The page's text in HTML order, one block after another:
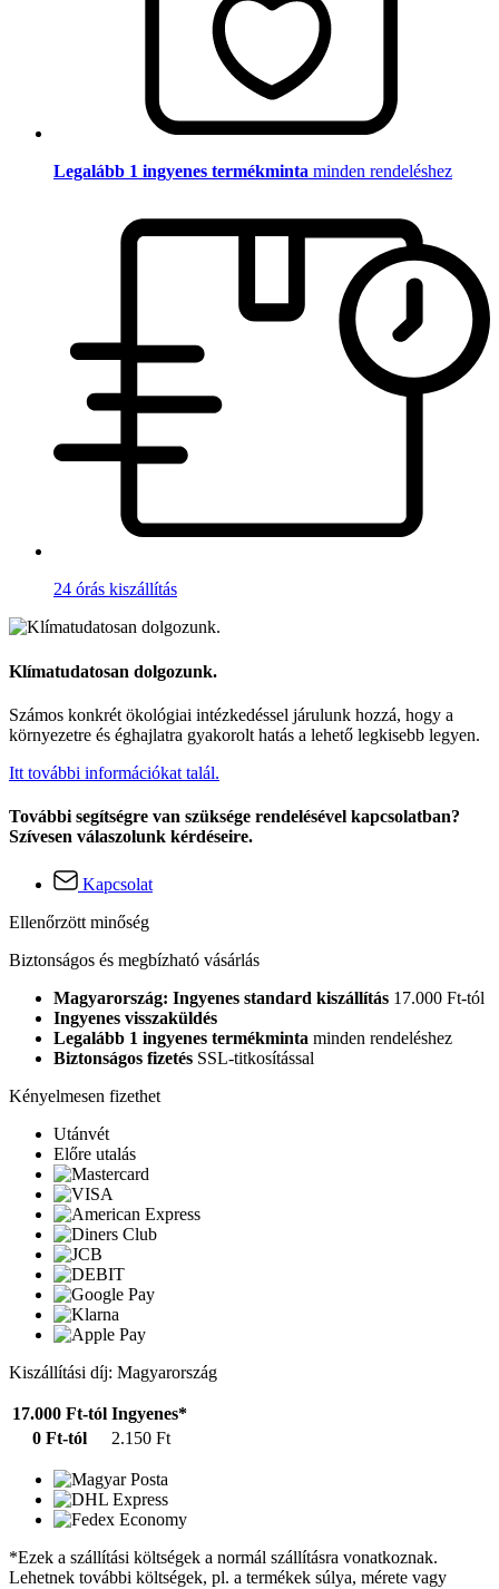
Legalább 1 ingyenes termékminta minden rendeléshez
24 órás kiszállítás
Klímatudatosan dolgozunk.
Számos konkrét ökológiai intézkedéssel járulunk hozzá, hogy a
környezetre és éghajlatra gyakorolt hatás a lehető legkisebb legyen.
Itt további információkat talál.
További segítségre van szüksége rendelésével kapcsolatban?
Szívesen válaszolunk kérdéseire.
Kapcsolat
Ellenőrzött minőség
Biztonságos és megbízható vásárlás
Magyarország: Ingyenes standard kiszállítás 17.000 Ft-tól
Ingyenes visszaküldés
Legalább 1 ingyenes termékminta minden rendeléshez
Biztonságos fizetés SSL-titkosítással
Kényelmesen fizethet
Utánvét
Előre utalás
Kiszállítási díj: Magyarország
17.000 Ft-tól Ingyenes*
0 Ft-tól
2.150 Ft
*Ezek a szállítási költségek a normál szállításra vonatkoznak.
Lehetnek további költségek, pl. a termékek súlya, mérete vagy